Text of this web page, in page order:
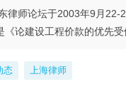
律师论坛于2003年9月22-
论建设工程价款的优先受
态 上海律师